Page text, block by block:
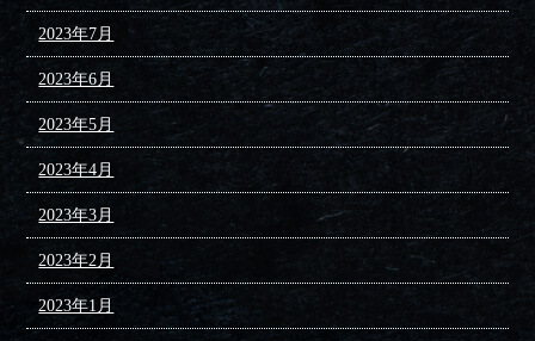
2023年7月
2023年6月
2023年5月
2023年4月
2023年3月
2023年2月
2023年1月